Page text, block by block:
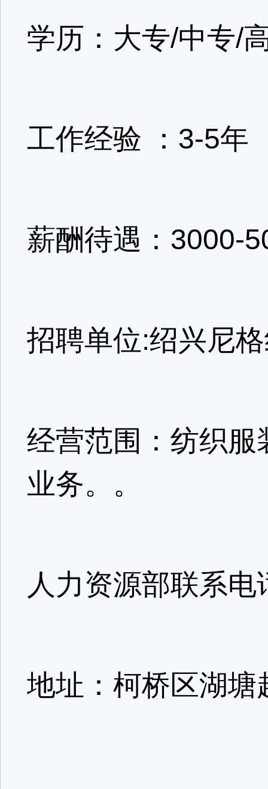
学历：大专/中专/
工作经验 ：3-5年
薪酬待遇：3000-
招聘单位:绍兴尼
经营范围：纺织
业务。。
人力资源部联系
地址：柯桥区湖塘